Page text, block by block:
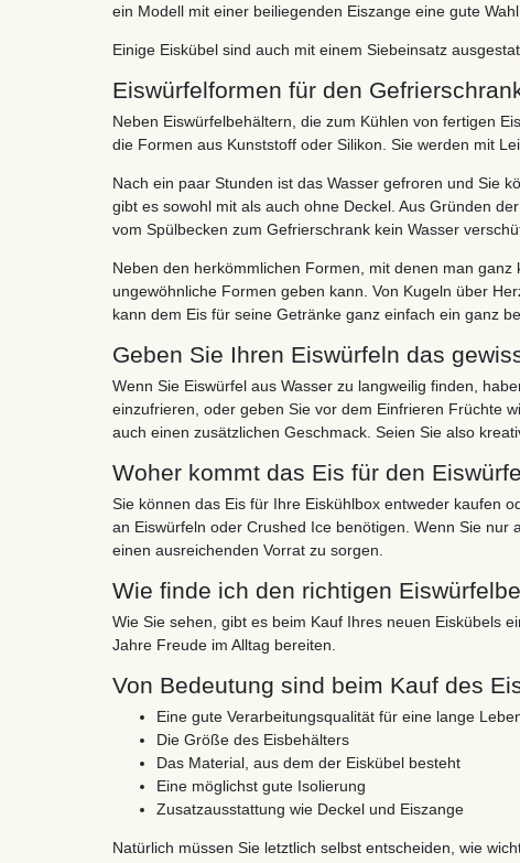
ein Modell mit einer beiliegenden Eiszange eine gute
Einige Eiskübel sind auch mit einem Siebeinsatz
Eiswürfelformen für den
Neben Eiswürfelbehältern, die zum Kühlen von fertigen
die Formen aus Kunststoff oder Silikon. Sie werden mit
Nach ein paar Stunden ist das Wasser gefroren und Sie
gibt es sowohl mit als auch ohne Deckel. Aus Gründen
vom Spülbecken zum Gefrierschrank kein Wasser
Neben den herkömmlichen Formen, mit denen man
ungewöhnliche Formen geben kann. Von Kugeln über
kann dem Eis für seine Getränke ganz einfach ein ganz
Geben Sie Ihren Eiswürfeln das
Wenn Sie Eiswürfel aus Wasser zu langweilig finden,
einzufrieren, oder geben Sie vor dem Einfrieren Früchte
auch einen zusätzlichen Geschmack. Seien Sie also
Woher kommt das Eis für den
Sie können das Eis für Ihre Eiskühlbox entweder kaufen
an Eiswürfeln oder Crushed Ice benötigen. Wenn Sie
einen ausreichenden Vorrat zu sorgen.
Wie finde ich den richtigen
Wie Sie sehen, gibt es beim Kauf Ihres neuen Eiskübels
Jahre Freude im Alltag bereiten.
Von Bedeutung sind beim Kauf des
Eine gute Verarbeitungsqualität für eine lange
Die Größe des Eisbehälters
Das Material, aus dem der Eiskübel besteht
Eine möglichst gute Isolierung
Zusatzausstattung wie Deckel und Eiszange
Natürlich müssen Sie letztlich selbst entscheiden, wie